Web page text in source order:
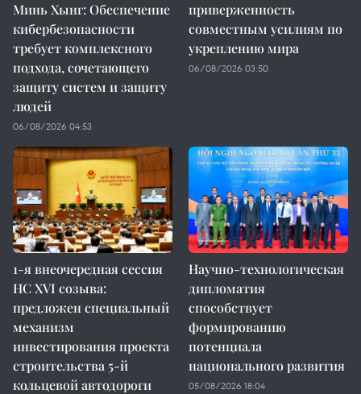
Минь Хынг: Обеспечение
кибербезопасности
требует комплексного
подхода, сочетающего
защиту систем и защиту
людей
06/08/2026 04:53
приверженность
совместным усилиям по
укреплению мира
06/08/2026 03:50
1-я внеочередная сессия
НС XVI созыва:
предложен специальный
механизм
инвестирования проекта
строительства 5-й
кольцевой автодороги
Научно-технологическая
дипломатия
способствует
формированию
потенциала
национального развития
05/08/2026 18:04